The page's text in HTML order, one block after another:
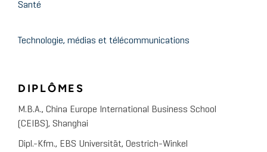
Santé
Technologie, médias et télécommunications
DIPLÔMES
M.B.A., China Europe International Business School
(CEIBS), Shanghai
Dipl.-Kfm., EBS Universität, Oestrich-Winkel